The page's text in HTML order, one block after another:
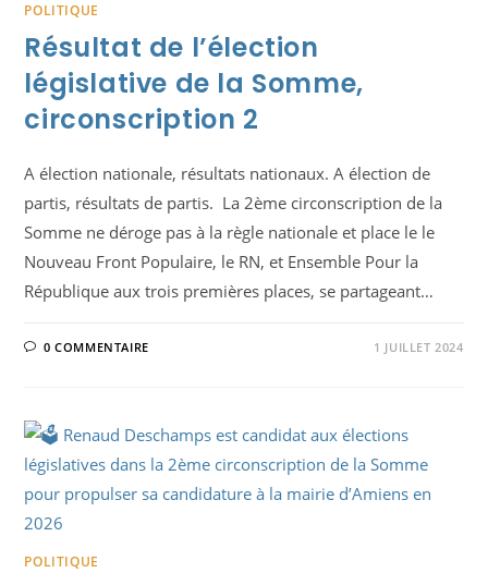
POLITIQUE
Résultat de l’élection
législative de la Somme,
circonscription 2
A élection nationale, résultats nationaux. A élection de
partis, résultats de partis. La 2ème circonscription de la
Somme ne déroge pas à la règle nationale et place le le
Nouveau Front Populaire, le RN, et Ensemble Pour la
République aux trois premières places, se partageant…
0 COMMENTAIRE 1 JUILLET 2024
POLITIQUE